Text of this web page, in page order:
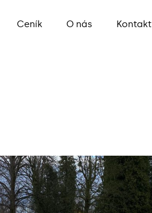
Ceník O nás Kontakt